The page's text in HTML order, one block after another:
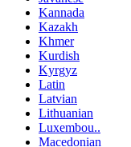
Kannada
Kazakh
Khmer
Kurdish
Kyrgyz
Latin
Latvian
Lithuanian
Luxembou..
Macedonian